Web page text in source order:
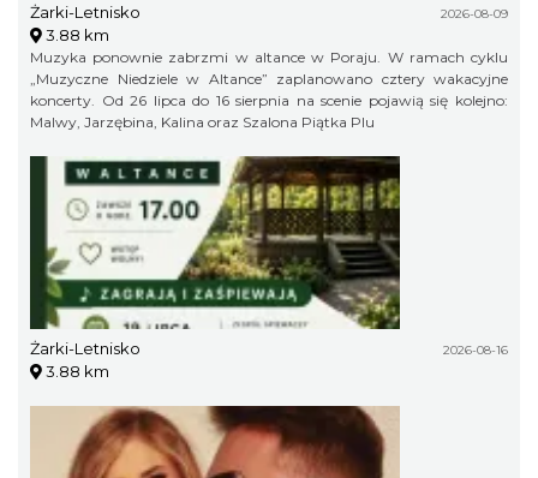
Żarki-Letnisko 2026-08-09
3.88 km
Muzyka ponownie zabrzmi w altance w Poraju. W ramach cyklu
„Muzyczne Niedziele w Altance” zaplanowano cztery wakacyjne
koncerty. Od 26 lipca do 16 sierpnia na scenie pojawią się kolejno:
Malwy, Jarzębina, Kalina oraz Szalona Piątka Plu
Żarki-Letnisko 2026-08-16
3.88 km